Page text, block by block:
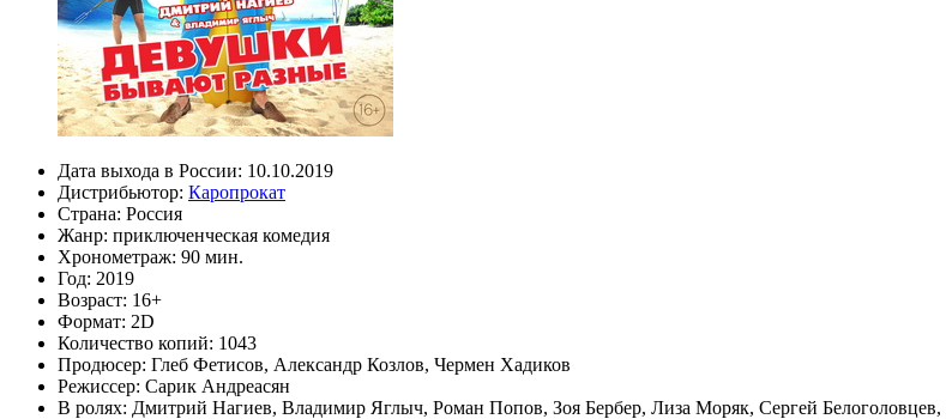
Дата выхода в России: 10.10.2019
Дистрибьютор: Каропрокат
Страна: Россия
Жанр: приключенческая комедия
Хронометраж: 90 мин.
Год: 2019
Возраст: 16+
Формат: 2D
Количество копий: 1043
Продюсер: Глеб Фетисов, Александр Козлов, Чермен Хадиков
Режиссер: Сарик Андреасян
В ролях: Дмитрий Нагиев, Владимир Яглыч, Роман Попов, Зоя Бербер, Лиза Моряк, Сергей Белоголовцев,